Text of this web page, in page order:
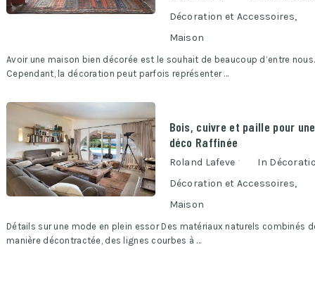
Décoration et Accessoires,
Maison
Avoir une maison bien décorée est le souhait de beaucoup d’entre nous.
Cependant, la décoration peut parfois représenter …
Bois, cuivre et paille pour une
déco Raffinée
Roland Lafeve In
Décoration et Accessoires,
Maison
Détails sur une mode en plein essor Des matériaux naturels combinés
manière décontractée, des lignes courbes à …